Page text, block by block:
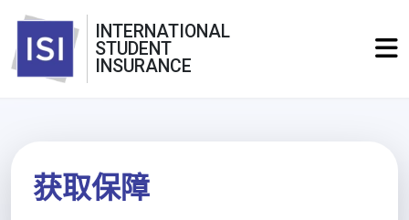
INTERNATIONAL
STUDENT
INSURANCE
获取保障